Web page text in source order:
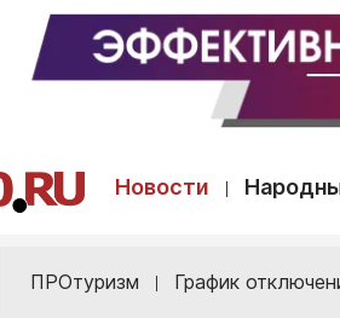
Новости
ПРОтуризм График